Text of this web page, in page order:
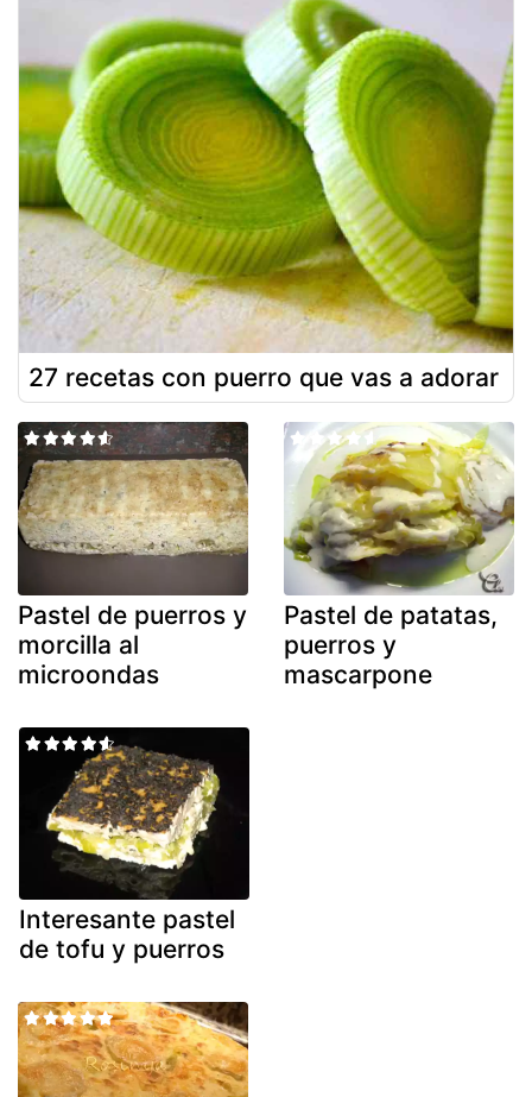
27 recetas con puerro que vas a adorar
Pastel de puerros y
morcilla al
microondas
Pastel de patatas,
puerros y
mascarpone
Interesante pastel
de tofu y puerros